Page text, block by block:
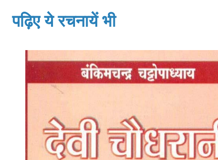
पढ़िए ये रचनायें भी